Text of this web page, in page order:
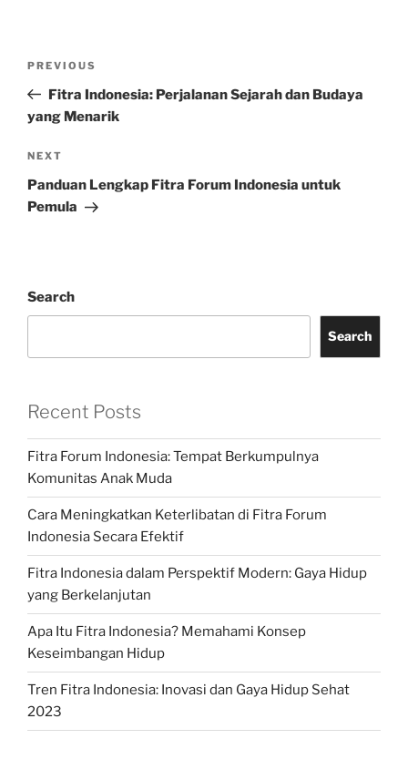
Previous
Post
PREVIOUS
Fitra Indonesia: Perjalanan Sejarah dan Budaya
yang Menarik
Next
Post
NEXT
Panduan Lengkap Fitra Forum Indonesia untuk
Pemula
Search
Search
Recent Posts
Fitra Forum Indonesia: Tempat Berkumpulnya
Komunitas Anak Muda
Cara Meningkatkan Keterlibatan di Fitra Forum
Indonesia Secara Efektif
Fitra Indonesia dalam Perspektif Modern: Gaya Hidup
yang Berkelanjutan
Apa Itu Fitra Indonesia? Memahami Konsep
Keseimbangan Hidup
Tren Fitra Indonesia: Inovasi dan Gaya Hidup Sehat
2023